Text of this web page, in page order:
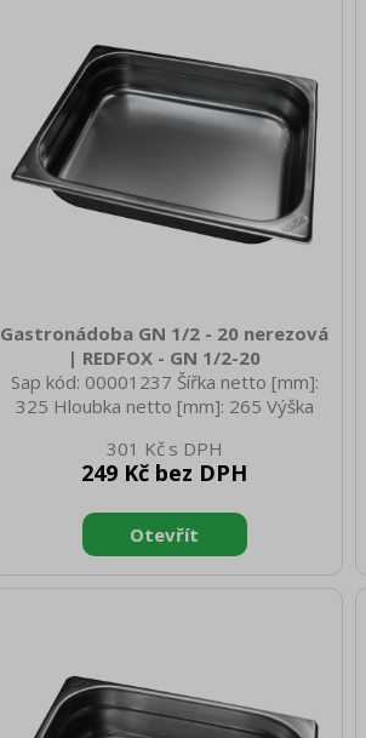
Gastronádoba GN 1/2 - 20 nerezová
| REDFOX - GN 1/2-20
Sap kód: 00001237 Šířka netto [mm]:
325 Hloubka netto [mm]: 265 Výška
0.49 Šířka brutto [mm]: 350 Hloubka
brutto [mm]: 540 Výška brutto [mm]:
Materiál: AISI 304 Vnější barva zařízení:
Nerezové Hloubka GN zařízení [mm]:
20 Velikost GN / EN zařízení [mm]: GN
301 Kč
249 Kč bez DPH